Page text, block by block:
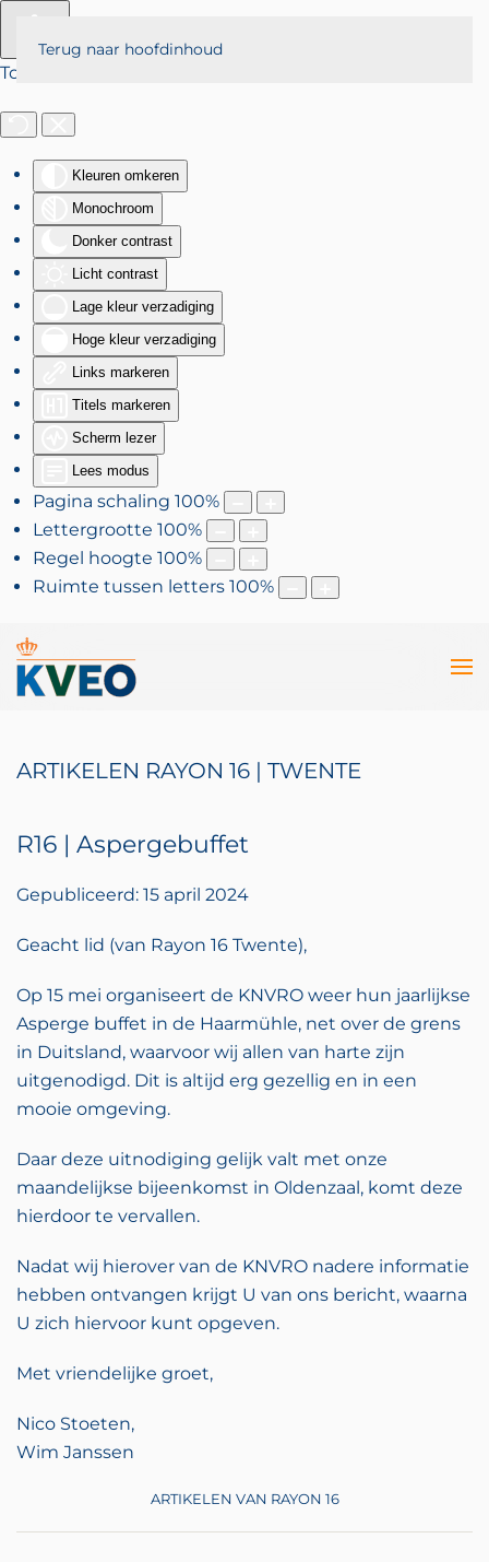
Toegankelijkheid
Kleuren omkeren
Monochroom
Donker contrast
Licht contrast
Lage kleur verzadiging
Hoge kleur verzadiging
Links markeren
Titels markeren
Scherm lezer
Lees modus
Pagina schaling 100%
Lettergrootte 100%
Regel hoogte 100%
Ruimte tussen letters 100%
Terug naar hoofdinhoud
ARTIKELEN RAYON 16 | TWENTE
R16 | Aspergebuffet
Gepubliceerd: 15 april 2024
Geacht lid (van Rayon 16 Twente),
Op 15 mei organiseert de KNVRO weer hun jaarlijkse
Asperge buffet in de Haarmühle, net over de grens
in Duitsland, waarvoor wij allen van harte zijn
uitgenodigd. Dit is altijd erg gezellig en in een
mooie omgeving.
Daar deze uitnodiging gelijk valt met onze
maandelijkse bijeenkomst in Oldenzaal, komt deze
hierdoor te vervallen.
Nadat wij hierover van de KNVRO nadere informatie
hebben ontvangen krijgt U van ons bericht, waarna
U zich hiervoor kunt opgeven.
Met vriendelijke groet,
Nico Stoeten,
Wim Janssen
ARTIKELEN VAN RAYON 16